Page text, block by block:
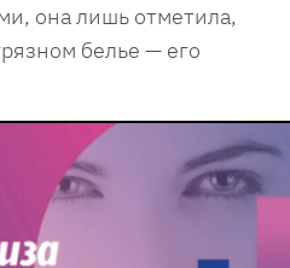
она лишь отметила,
белье — его